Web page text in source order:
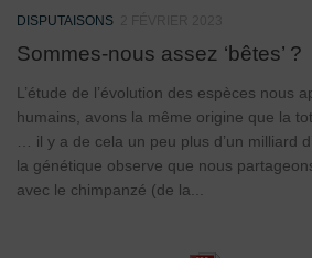
DISPUTAISONS
Sommes-nous assez ‘bêtes’ ?
L’étude de l’évolution des espèces nous
humains, avons la même origine que la
… il y a de cela un peu plus d’un milliard
la génétique observe que nous
avec le chimpanzé (de la...